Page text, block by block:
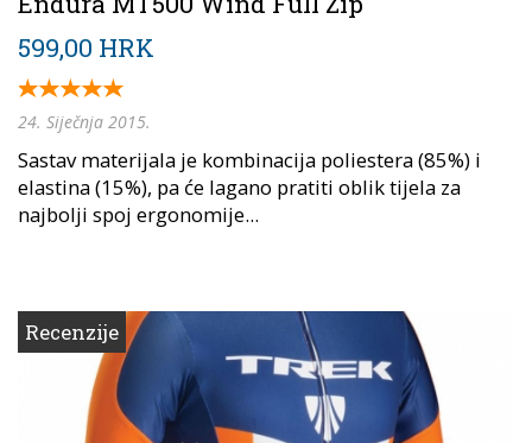
599,00 HRK
24. Siječnja 2015.
Sastav materijala je kombinacija poliestera (85%) i
elastina (15%), pa će lagano pratiti oblik tijela za
najbolji spoj ergonomije...
Recenzije